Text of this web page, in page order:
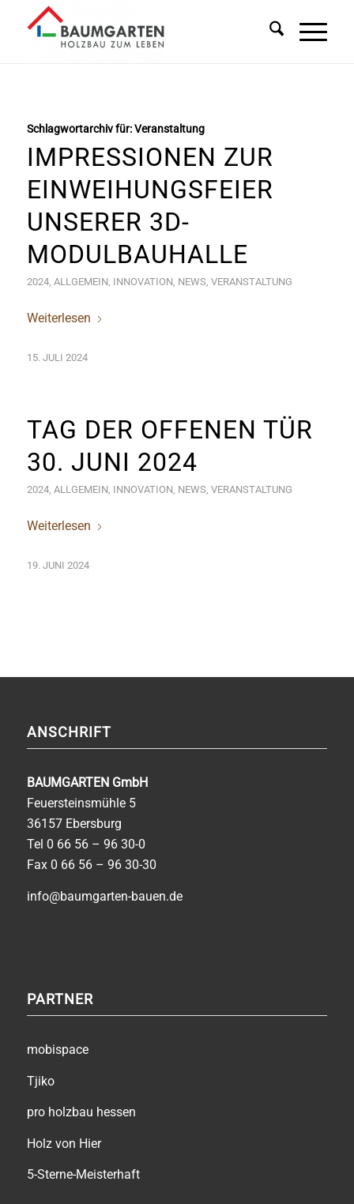
Schlagwortarchiv für:Veranstaltung
IMPRESSIONEN ZUR
EINWEIHUNGSFEIER
UNSERER 3D-
MODULBAUHALLE
2024, ALLGEMEIN, INNOVATION, NEWS, VERANSTALTUNG
Weiterlesen
15. JULI 2024
TAG DER OFFENEN TÜR
30. JUNI 2024
2024, ALLGEMEIN, INNOVATION, NEWS, VERANSTALTUNG
Weiterlesen
19. JUNI 2024
ANSCHRIFT
BAUMGARTEN GmbH
Feuersteinsmühle 5
36157 Ebersburg
Tel 0 66 56 – 96 30-0
Fax 0 66 56 – 96 30-30
info@baumgarten-bauen.de
PARTNER
mobispace
Tjiko
pro holzbau hessen
Holz von Hier
5-Sterne-Meisterhaft